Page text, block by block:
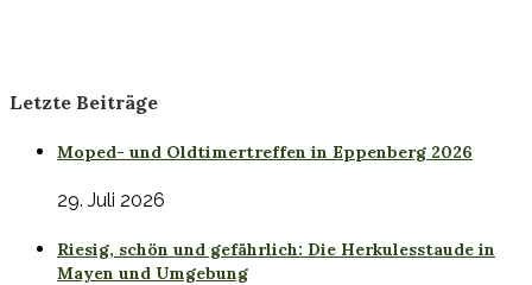
Letzte Beiträge
Moped- und Oldtimertreffen in Eppenberg 2026
29. Juli 2026
Riesig, schön und gefährlich: Die Herkulesstaude in
Mayen und Umgebung